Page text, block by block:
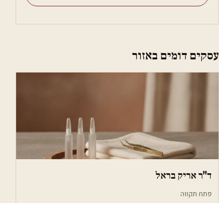
עסקים דומים באזור
ד"ר אריק בראל
פתח תקווה